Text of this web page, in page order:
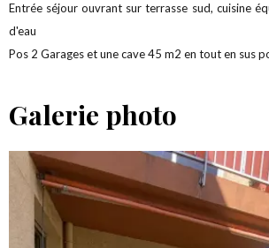
Entrée séjour ouvrant sur terrasse sud, cuisine
d'eau
Pos 2 Garages et une cave 45 m2 en tout en sus
Galerie photo